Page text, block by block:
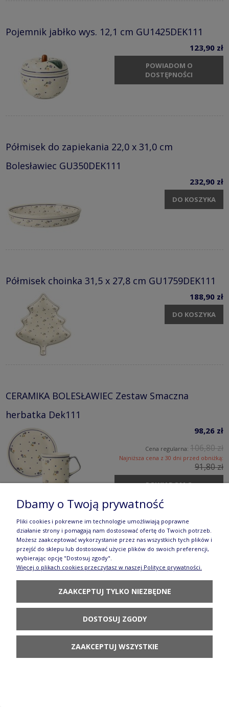
Pojemnik jabłko wys. 12,1 cm GU1425DEK111
123,90 zł
POWIADOM O
DOSTĘPNOŚCI
Półmisek do zapiekania 22,0 x 31,0 cm
Bolesławiec GU350DEK111
232,90 zł
DO KOSZYKA
Półmisek choinka 31,5 x 27,8 cm GU1759DEK111
188,90 zł
DO KOSZYKA
CERAMIKA BOLESŁAWIEC Zestaw Smaczna
herbatka Dek111
98,26 zł
Cena regularna: 106,80 zł
Najniższa cena z 30 dni przed obniżką:
91,80 zł
POWIADOM O
Talerz serce 27,4 X 25,0 CM Bolesławiec
GU1254DEK111
Dbamy o Twoją prywatność
Pliki cookies i pokrewne im technologie umożliwiają poprawne
działanie strony i pomagają nam dostosować ofertę do Twoich potrzeb.
Możesz zaakceptować wykorzystanie przez nas wszystkich tych plików i
przejść do sklepu lub dostosować użycie plików do swoich preferencji,
wybierając opcję "Dostosuj zgody".
Więcej o plikach cookies przeczytasz w naszej Polityce prywatności.
ZAAKCEPTUJ TYLKO NIEZBĘDNE
DOSTOSUJ ZGODY
ZAAKCEPTUJ WSZYSTKIE